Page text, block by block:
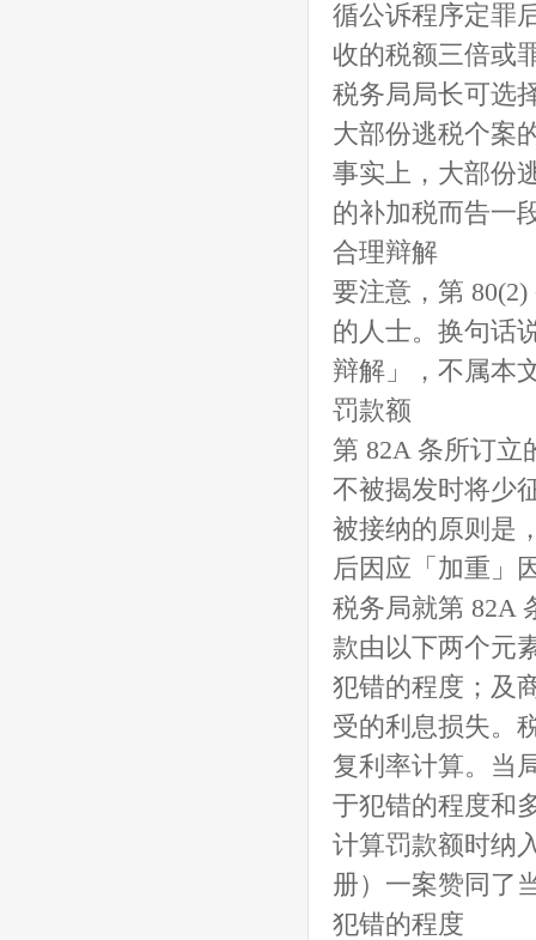
循公诉程序定罪
收的税额三倍或
税务局局长可选
大部份逃税个案
事实上，大部份
的补加税而告一
合理辩解
要注意，第
的人士。换句话
辩解」，不属本
罚款额
第 82A 条所订立
不被揭发时将少
被接纳的原则是
后因应「加重」
税务局就第 82A
款由以下两个元
犯错的程度；及
受的利息损失。
复利率计算。当
于犯错的程度和
计算罚款额时纳
册）一案赞同了
犯错的程度